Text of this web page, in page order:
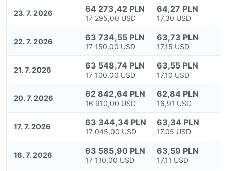
23. 7. 2026 64 273,42 PLN
17 295,00 USD
64,27 PLN
17,30 USD
22. 7. 2026 63 734,55 PLN
17 150,00 USD
63,73 PLN
17,15 USD
21. 7. 2026 63 548,74 PLN
17 100,00 USD
63,55 PLN
17,10 USD
20. 7. 2026 62 842,64 PLN
16 910,00 USD
62,84 PLN
16,91 USD
17. 7. 2026 63 344,34 PLN
17 045,00 USD
63,34 PLN
17,05 USD
16. 7. 2026 63 585,90 PLN
17 110,00 USD
63,59 PLN
17,11 USD